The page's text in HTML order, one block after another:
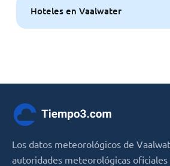
Hoteles en Vaalwater
Los datos meteorológicos de
autoridades meteorológicas